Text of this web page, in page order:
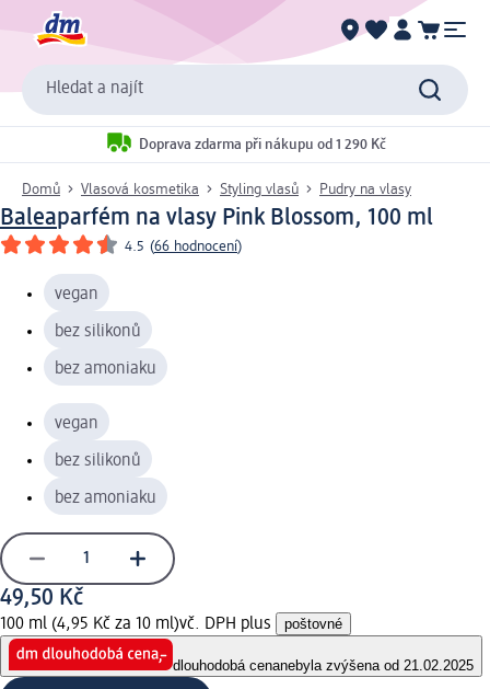
Hledat a najít
Doprava zdarma při nákupu od 1 290 Kč
Domů Vlasová kosmetika Styling vlasů Pudry na vlasy
Baleaparfém na vlasy Pink Blossom, 100 ml
4.5 (66 hodnocení)
vegan
bez silikonů
bez amoniaku
vegan
bez silikonů
bez amoniaku
49,50 Kč
100 ml (4,95 Kč za 10 ml)vč. DPH plus poštovné
dlouhodobá cenanebyla zvýšena od 21.02.2025